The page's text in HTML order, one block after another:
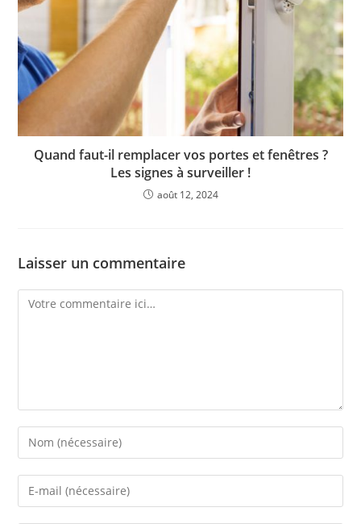
Quand faut-il remplacer vos portes et fenêtres ?
Les signes à surveiller !
août 12, 2024
Laisser un commentaire